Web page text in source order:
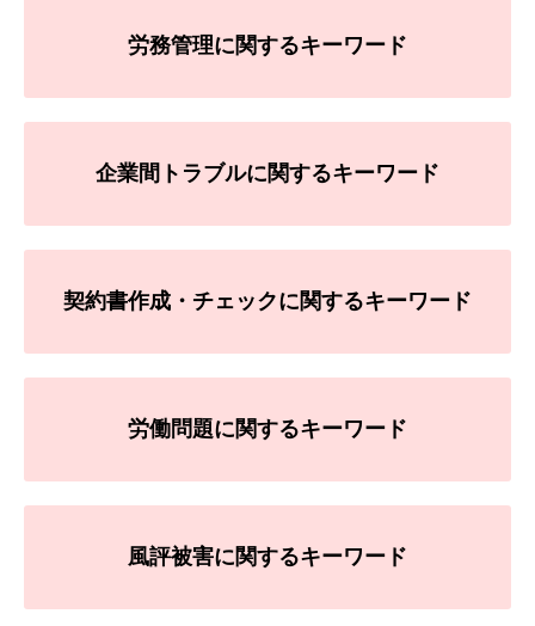
労務管理に関するキーワード
企業間トラブルに関するキーワード
契約書作成・チェックに関するキーワード
労働問題に関するキーワード
風評被害に関するキーワード